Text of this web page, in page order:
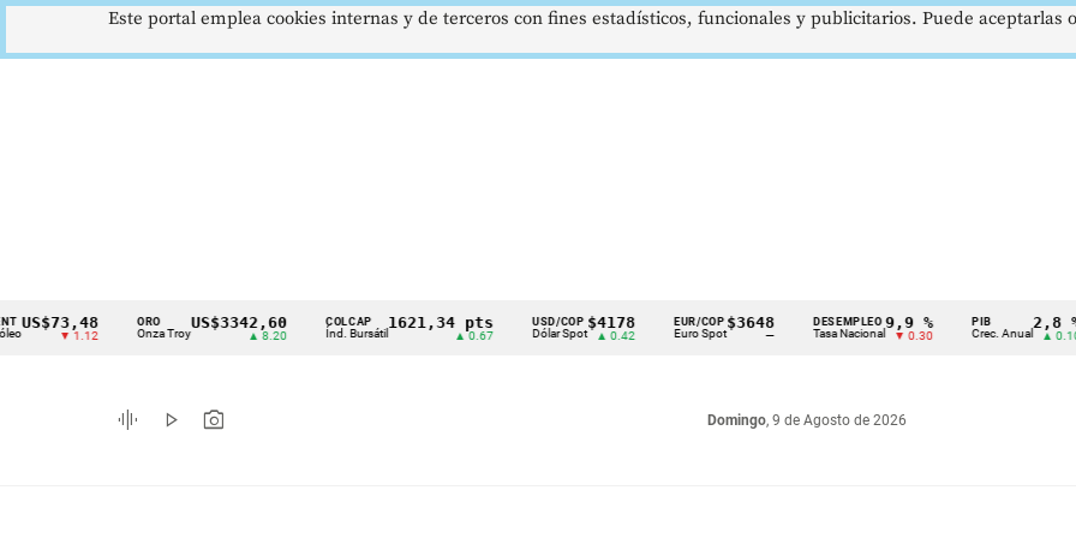
Cintillo
indicadores
económicos
▼ 1.12
ORO
Onza Troy
US$3342,60 COLCAP
Índ. Bursátil
1621,34 pts USD/COP
Dólar Spot
$4178
▲ 0.42
EUR/COP
Euro Spot
$3648
—
DESEMPLEO
Tasa Nacional
9,9 %
▼ 0.30
PIB
Crec. Anual
2,8 %
▲ 0.10
graphic_eq play_arrow photo_camera Domingo, 9 de Agosto de 2026
Este portal emplea cookies internas y de terceros con fines estadísticos, funcionales y publicitarios. Puede aceptarlas